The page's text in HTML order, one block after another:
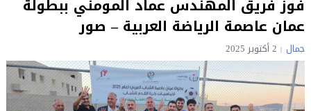
فوز فريق المهندس عماد المومني ببطولة
عمان عاصمة الرياضة العربية – صور
جمال 2 أكتوبر 2025